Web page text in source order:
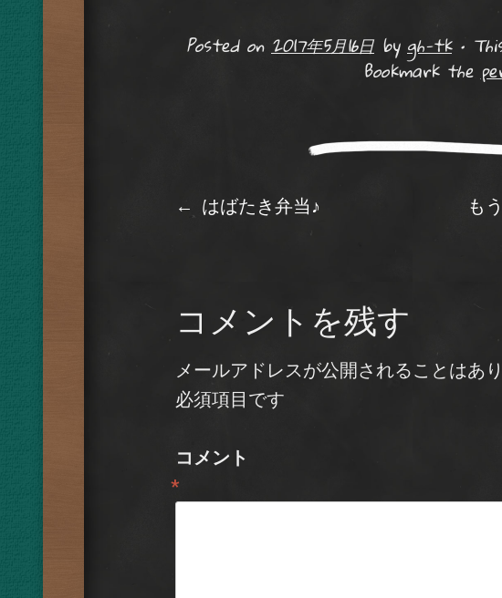
Posted on 2017年5月16日 by gh-tk •
Bookmark the
Post
← はばたき弁当♪
も
コメントを残す
メールアドレスが公開されることはあり
必須項目です
コメント
*